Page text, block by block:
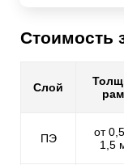
Стоимость
Слой
ПЭ
от
1,5